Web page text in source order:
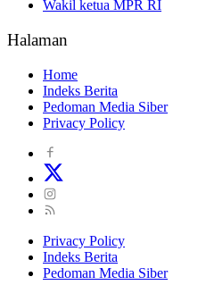
Wakil ketua MPR RI
Halaman
Home
Indeks Berita
Pedoman Media Siber
Privacy Policy
Privacy Policy
Indeks Berita
Pedoman Media Siber